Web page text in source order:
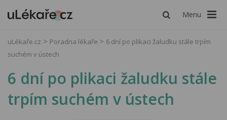
Menu
uLékaře.cz Poradna lékaře
6 dní po plikaci žaludku stále trpím
suchém v ústech
6 dní po plikaci žaludku stále
trpím suchém v ústech